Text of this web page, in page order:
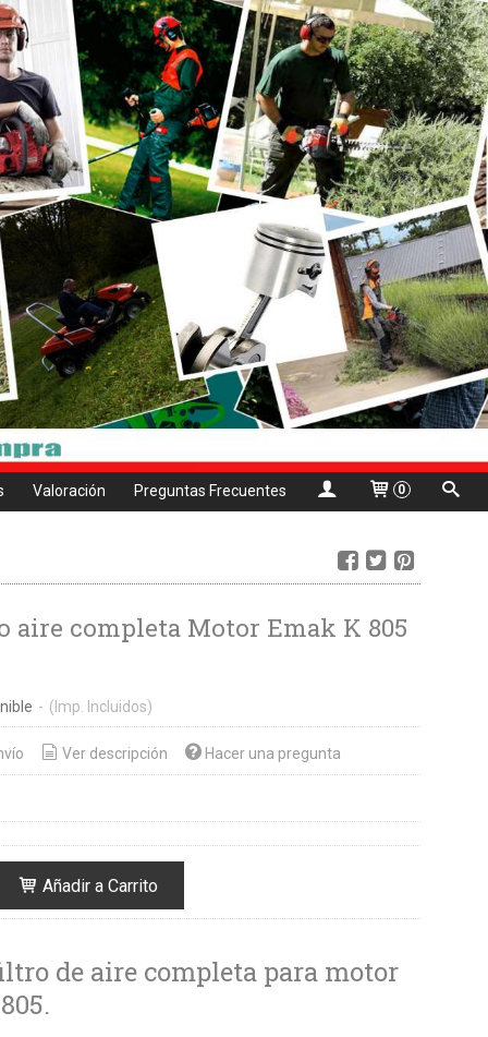
Valoración Preguntas Frecuentes 0
aire completa Motor Emak K 805
- (Imp. Incluidos)
Ver descripción Hacer una pregunta
Añadir a Carrito
de aire completa para motor